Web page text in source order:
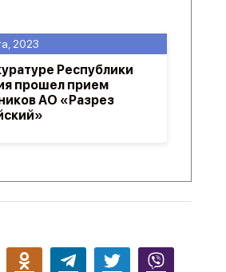
конфиденциальности
2023
Республики
прошел прием
АО «Разрез